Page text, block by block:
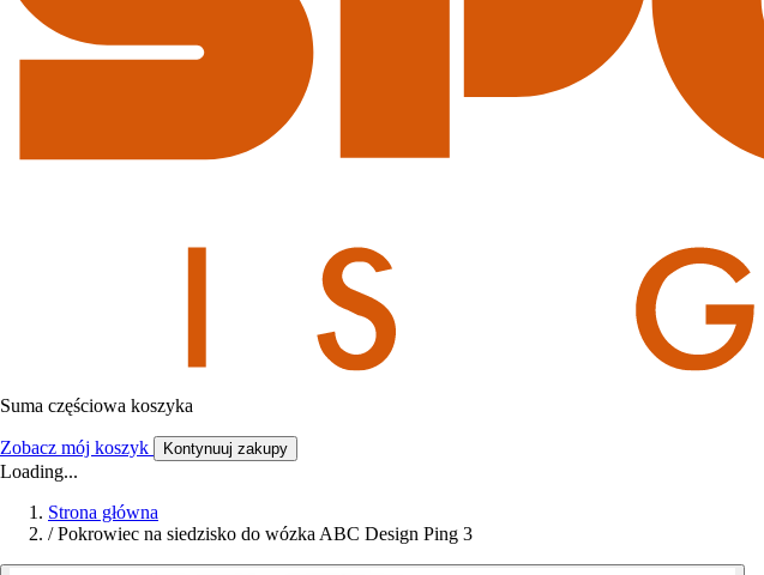
Suma częściowa koszyka
Zobacz mój koszyk Kontynuuj zakupy
Loading...
Strona główna
/ Pokrowiec na siedzisko do wózka ABC Design Ping 3